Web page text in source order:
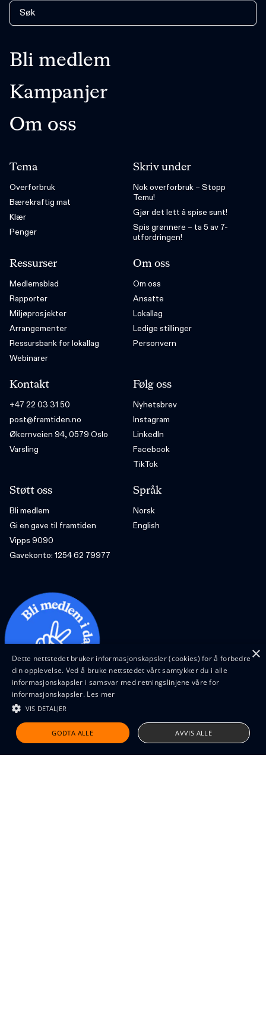
Bli medlem
Kampanjer
Om oss
Tema
Overforbruk
Bærekraftig mat
Klær
Penger
Skriv under
Nok overforbruk – Stopp
Temu!
Gjør det lett å spise sunt!
Spis grønnere – ta 5 av 7-
utfordringen!
Ressurser
Medlemsblad
Rapporter
Miljøprosjekter
Arrangementer
Ressursbank for lokallag
Webinarer
Om oss
Om oss
Ansatte
Lokallag
Ledige stillinger
Personvern
Kontakt
+47 22 03 31 50
post@framtiden.no
Økernveien 94, 0579 Oslo
Varsling
Følg oss
Nyhetsbrev
Instagram
LinkedIn
Facebook
TikTok
Støtt oss
Bli medlem
Gi en gave til framtiden
Vipps 9090
Gavekonto: 1254 62 79977
Språk
Norsk
English
Design and code by Feed
×
Dette nettstedet bruker informasjonskapsler (cookies) for å forbedre
din opplevelse. Ved å bruke nettstedet vårt samtykker du i alle
informasjonskapsler i samsvar med retningslinjene våre for
informasjonskapsler. Les mer
VIS DETALJER
GODTA ALLE AVVIS ALLE